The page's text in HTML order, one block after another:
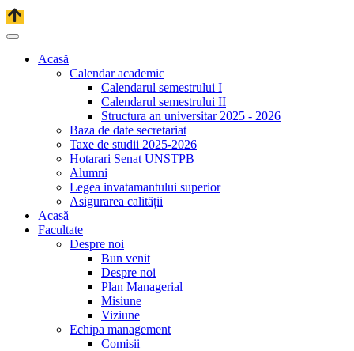
Acasă
Calendar academic
Calendarul semestrului I
Calendarul semestrului II
Structura an universitar 2025 - 2026
Baza de date secretariat
Taxe de studii 2025-2026
Hotarari Senat UNSTPB
Alumni
Legea invatamantului superior
Asigurarea calității
Acasă
Facultate
Despre noi
Bun venit
Despre noi
Plan Managerial
Misiune
Viziune
Echipa management
Comisii